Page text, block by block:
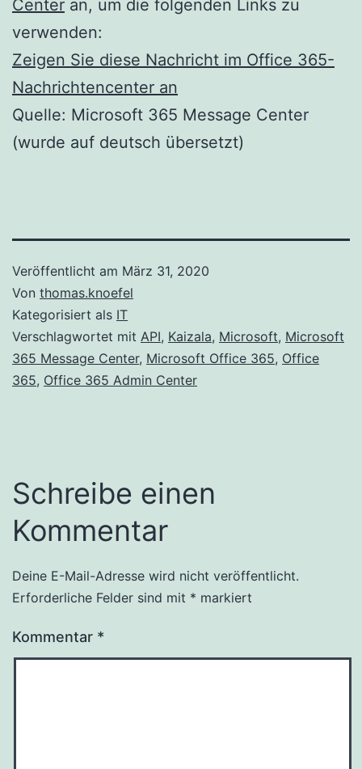
Center an, um die folgenden Links zu
verwenden:
Zeigen Sie diese Nachricht im Office 365-
Nachrichtencenter an
Quelle: Microsoft 365 Message Center
(wurde auf deutsch übersetzt)
Veröffentlicht am März 31, 2020
Von thomas.knoefel
Kategorisiert als IT
Verschlagwortet mit API, Kaizala, Microsoft, Microsoft
365 Message Center, Microsoft Office 365, Office
365, Office 365 Admin Center
Schreibe einen
Kommentar
Deine E-Mail-Adresse wird nicht veröffentlicht.
Erforderliche Felder sind mit * markiert
Kommentar *
Alternative: